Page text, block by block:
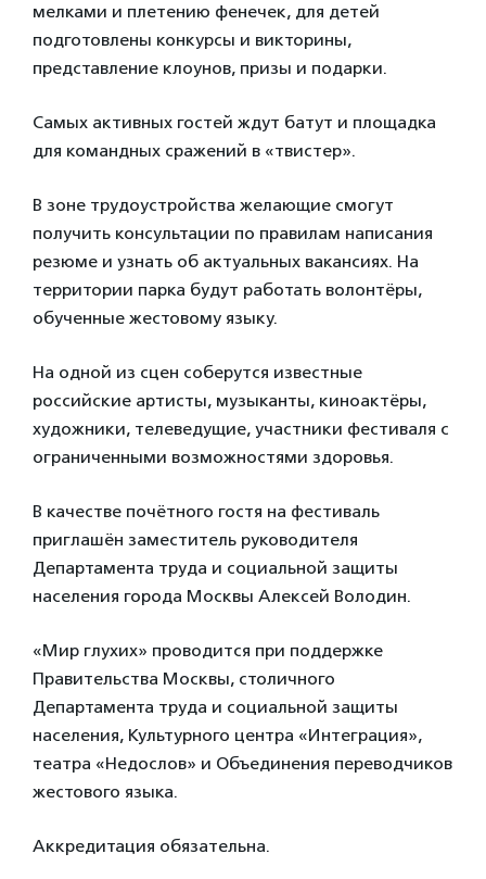
мелками и плетению фенечек, для детей
подготовлены конкурсы и викторины,
представление клоунов, призы и подарки.
Самых активных гостей ждут батут и площадка
для командных сражений в «твистер».
В зоне трудоустройства желающие смогут
получить консультации по правилам написания
резюме и узнать об актуальных вакансиях. На
территории парка будут работать волонтёры,
обученные жестовому языку.
На одной из сцен соберутся известные
российские артисты, музыканты, киноактёры,
художники, телеведущие, участники фестиваля с
ограниченными возможностями здоровья.
В качестве почётного гостя на фестиваль
приглашён заместитель руководителя
Департамента труда и социальной защиты
населения города Москвы Алексей Володин.
«Мир глухих» проводится при поддержке
Правительства Москвы, столичного
Департамента труда и социальной защиты
населения, Культурного центра «Интеграция»,
театра «Недослов» и Объединения переводчиков
жестового языка.
Аккредитация обязательна.